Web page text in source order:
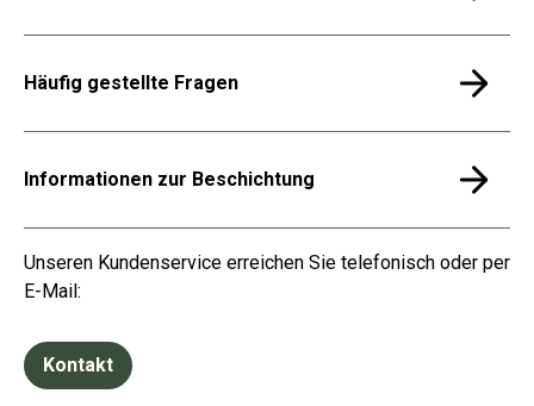
Häufig gestellte Fragen
Informationen zur Beschichtung
Unseren Kundenservice erreichen Sie telefonisch oder per
E-Mail:
Kontakt